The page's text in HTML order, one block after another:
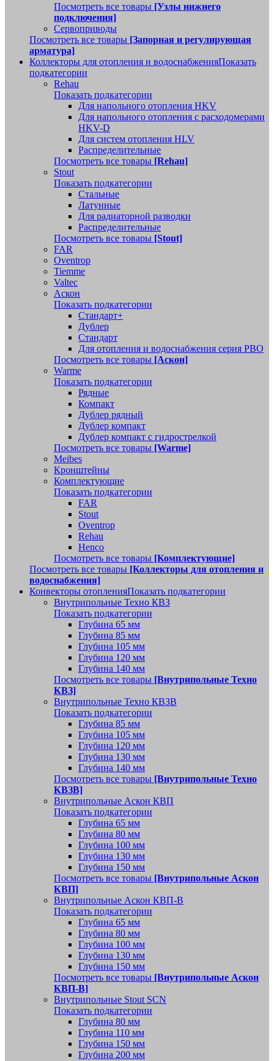
Посмотреть все товары [Узлы нижнего
подключения]
Сервоприводы
Посмотреть все товары [Запорная и регулирующая
арматура]
Коллекторы для отопления и водоснабженияПоказать
подкатегории
Rehau
Показать подкатегории
Для напольного отопления HKV
Для напольного отопления с расходомерами
HKV-D
Для систем отопления HLV
Распределительные
Посмотреть все товары [Rehau]
Stout
Показать подкатегории
Стальные
Латунные
Для радиаторной разводки
Распределительные
Посмотреть все товары [Stout]
FAR
Oventrop
Tiemme
Valtec
Аскон
Показать подкатегории
Стандарт+
Дублер
Стандарт
Для отопления и водоснабжения серия РВО
Посмотреть все товары [Аскон]
Warme
Показать подкатегории
Рядные
Компакт
Дублер рядный
Дублер компакт
Дублер компакт с гидрострелкой
Посмотреть все товары [Warme]
Meibes
Кронштейны
Комплектующие
Показать подкатегории
FAR
Stout
Oventrop
Rehau
Henco
Посмотреть все товары [Комплектующие]
Посмотреть все товары [Коллекторы для отопления и
водоснабжения]
Конвекторы отопленияПоказать подкатегории
Внутрипольные Техно КВЗ
Показать подкатегории
Глубина 65 мм
Глубина 85 мм
Глубина 105 мм
Глубина 120 мм
Глубина 140 мм
Посмотреть все товары [Внутрипольные Техно
КВЗ]
Внутрипольные Техно КВЗВ
Показать подкатегории
Глубина 85 мм
Глубина 105 мм
Глубина 120 мм
Глубина 130 мм
Глубина 140 мм
Посмотреть все товары [Внутрипольные Техно
КВЗВ]
Внутрипольные Аскон КВП
Показать подкатегории
Глубина 65 мм
Глубина 80 мм
Глубина 100 мм
Глубина 130 мм
Глубина 150 мм
Посмотреть все товары [Внутрипольные Аскон
КВП]
Внутрипольные Аскон КВП-В
Показать подкатегории
Глубина 65 мм
Глубина 80 мм
Глубина 100 мм
Глубина 130 мм
Глубина 150 мм
Посмотреть все товары [Внутрипольные Аскон
КВП-В]
Внутрипольные Stout SCN
Показать подкатегории
Глубина 80 мм
Глубина 110 мм
Глубина 150 мм
Глубина 200 мм